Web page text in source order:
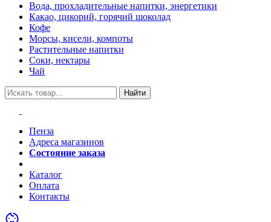
Вода, прохладительные напитки, энергетики
Какао, цикорий, горячий шоколад
Кофе
Морсы, кисели, компоты
Растительные напитки
Соки, нектары
Чай
Найти
Пенза
Адреса магазинов
Состояние заказа
Каталог
Оплата
Контакты